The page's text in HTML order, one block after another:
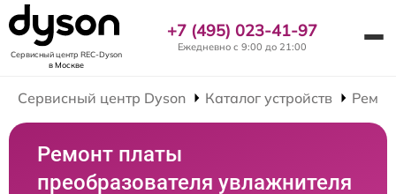
Сервисный центр REC-Dyson
в Москве
+7 (495) 023-41-97
Ежедневно с 9:00 до 21:00
Сервисный центр Dyson Каталог устройств
Ремонт платы
преобразователя увлажнителя